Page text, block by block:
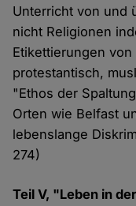
Unterricht von und
nicht Religionen
Etikettierungen
protestantisch,
"Ethos der
Orten wie Belfast
lebenslange
274)
Teil V, "Leben in